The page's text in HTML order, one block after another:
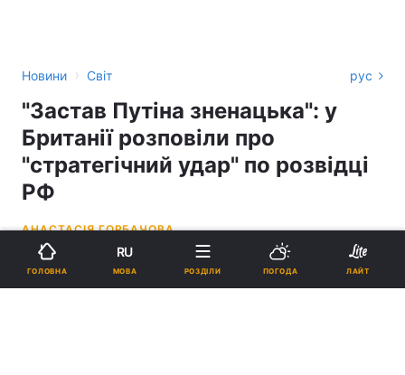
Новини › Світ рус
"Застав Путіна зненацька": у
Британії розповіли про
"стратегічний удар" по розвідці
РФ
АНАСТАСІЯ ГОРБАЧОВА
21:47, 16.11.22 11755
ГОЛОВНА
RU
МОВА РОЗДІЛИ ПОГОДА ЛАЙТ